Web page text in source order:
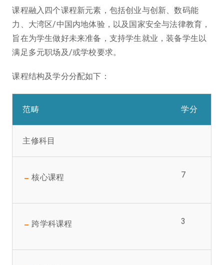
课程融入四个课程新元素，包括创业与创新、数码能
力、大湾区/中国内地体验，以及国家安全与法律教育，
旨在为学生做好未来准备，支持学生就业，装备学生以
满足多元职场及/或学校要求。
课程结构及学分分配如下：
范畴 学分
主修科目
核心课程 7
跨学科课程 3